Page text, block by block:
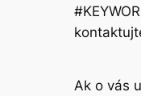
Ak o vás